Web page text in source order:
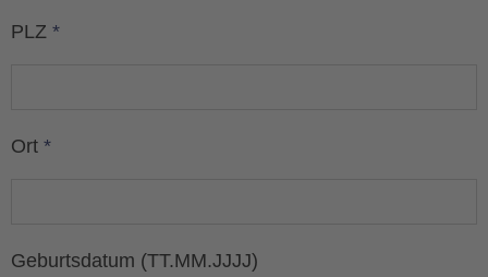
PLZ *
Ort *
Geburtsdatum (TT.MM.JJJJ)